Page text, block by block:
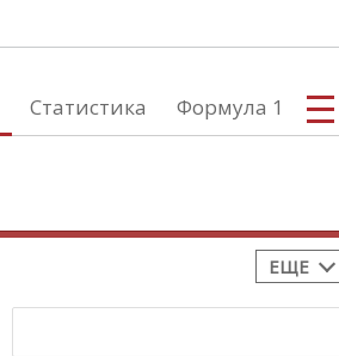
Статистика Формула 1
ЕЩЕ